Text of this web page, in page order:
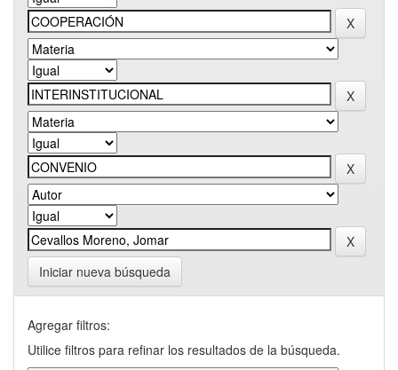
Iniciar nueva búsqueda
Agregar filtros:
Utilice filtros para refinar los resultados de la búsqueda.